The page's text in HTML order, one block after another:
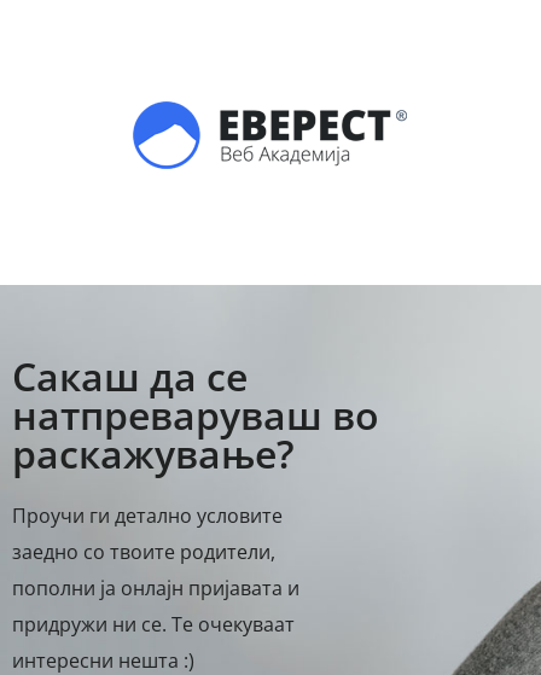
Сакаш да се
натпреваруваш во
раскажување?
Проучи ги детално условите
заедно со твоите родители,
пополни ја онлајн пријавата и
придружи ни се. Те очекуваат
интересни нешта :)